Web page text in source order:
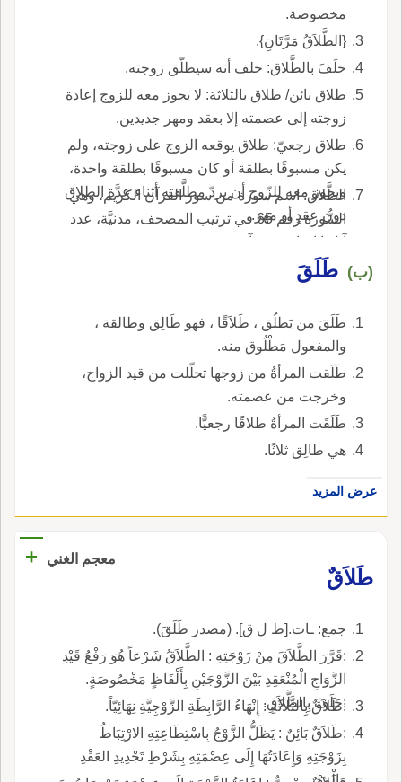
مخصوصة.
{الطَّلاَقُ مَرَّتَانِ}.
حلَفَ بالطَّلاق: حلف أنه سيطلّق زوجته.
طلاق بائن/ طلاق بالثلاثة: لا يجوز معه للزوج إعادة
زوجته إلى عصمته إلا بعقد ومهر جديدين.
طلاق رجعيّ: طلاق يوقعه الزوج على زوجته، ولم
يكن مسبوقًا بطلقة أو كان مسبوقًا بطلقة واحدة،
ويجوز معه للزّوج أن يردّ مطلَّقته أثناء عدَّة الطلاق
دون عقدٍ أو مهر.
الطَّلاق: اسم سورة من سور القرآن الكريم، وهي
السُّورة رقم 65 في ترتيب المصحف، مدنيَّة، عدد
آياتها اثنتا عشرة آية.
(ب) طَلَقَ
طَلَقَ من يَطلُق ، طَلاَقًا ، فهو طَالِق وطالقة ،
والمفعول مَطْلُوق منه.
طَلَقت المرأةُ من زوجها تحلّلت من قيد الزواج،
وخرجت من عصمته.
طَلَقَت المرأةُ طلاقًا رجعيًّا.
هي طالِق ثلاثًا.
عرض المزيد
معجم الغني
+
طَلاَقٌ
جمع: ـات.[ط ل ق]. (مصدر طَلَقَ).
:قَرَّرَ الطَّلاَقَ مِنْ زَوْجَتِهِ : الطَّلاَقُ شَرْعاً هُوَ رَفْعُ قَيْدِ
الزَّوَاجِ الْمُنْعَقِدِ بَيْنَ الزَّوْجَيْنِ بِأَلْفَاظٍ مَخْصُوصَةٍ.
:حَلَفَ بِالطَّلاَقِ.
:طَلاَقٌ بِالثَّلاَثَةِ : إِنْهَاءُ الرَّابِطَةِ الزَّوْجِيَّةِ نِهَائِيّاً.
:طَلاَقٌ بَائِنٌ : يَظَلُّ الزَّوْجُ بِاسْتِطَاعِتِهِ الارْتِبَاطُ
بِزَوْجَتِهِ وَإِعَادَتُهَا إِلَى عِصْمَتِهِ بِشَرْطِ تَجْدِيدِ العَقْدِ